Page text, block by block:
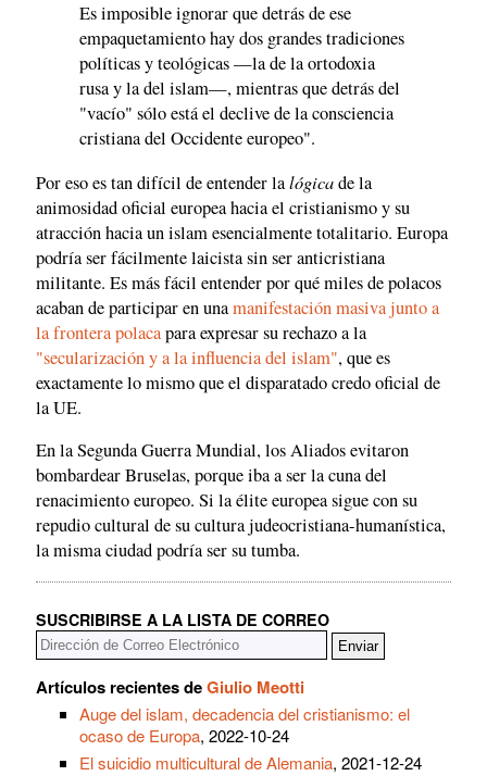
Es imposible ignorar que detrás de ese
empaquetamiento hay dos grandes tradiciones
políticas y teológicas —la de la ortodoxia
rusa y la del islam—, mientras que detrás del
"vacío" sólo está el declive de la consciencia
cristiana del Occidente europeo".
Por eso es tan difícil de entender lalógicade la
animosidad oficial europea hacia el cristianismo y su
atracción hacia un islam esencialmente totalitario. Europa
podría ser fácilmente laicista sin ser anticristiana
militante. Es más fácil entender por qué miles de polacos
acaban de participar en unamanifestación masiva junto a
la frontera polacapara expresar su rechazo a la
"secularización y a la influencia del islam", que es
exactamente lo mismo que el disparatado credo oficial de
la UE.
En la Segunda Guerra Mundial, los Aliados evitaron
bombardear Bruselas, porque iba a ser la cuna del
renacimiento europeo. Si la élite europea sigue con su
repudio cultural de su cultura judeocristiana-humanística,
la misma ciudad podría ser su tumba.
SUSCRIBIRSE A LA LISTA DE CORREO
Artículos recientes deGiulio Meotti
Auge del islam, decadencia del cristianismo: el
ocaso de Europa, 2022-10-24
El suicidio multicultural de Alemania, 2021-12-24